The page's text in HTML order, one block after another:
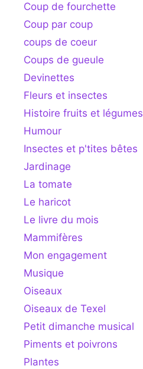
Coup de fourchette
Coup par coup
coups de coeur
Coups de gueule
Devinettes
Fleurs et insectes
Histoire fruits et légumes
Humour
Insectes et p'tites bêtes
Jardinage
La tomate
Le haricot
Le livre du mois
Mammifères
Mon engagement
Musique
Oiseaux
Oiseaux de Texel
Petit dimanche musical
Piments et poivrons
Plantes